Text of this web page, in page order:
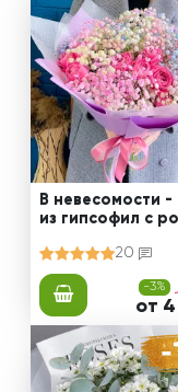
В невесомости -
из гипсофил с
20
-3%
от